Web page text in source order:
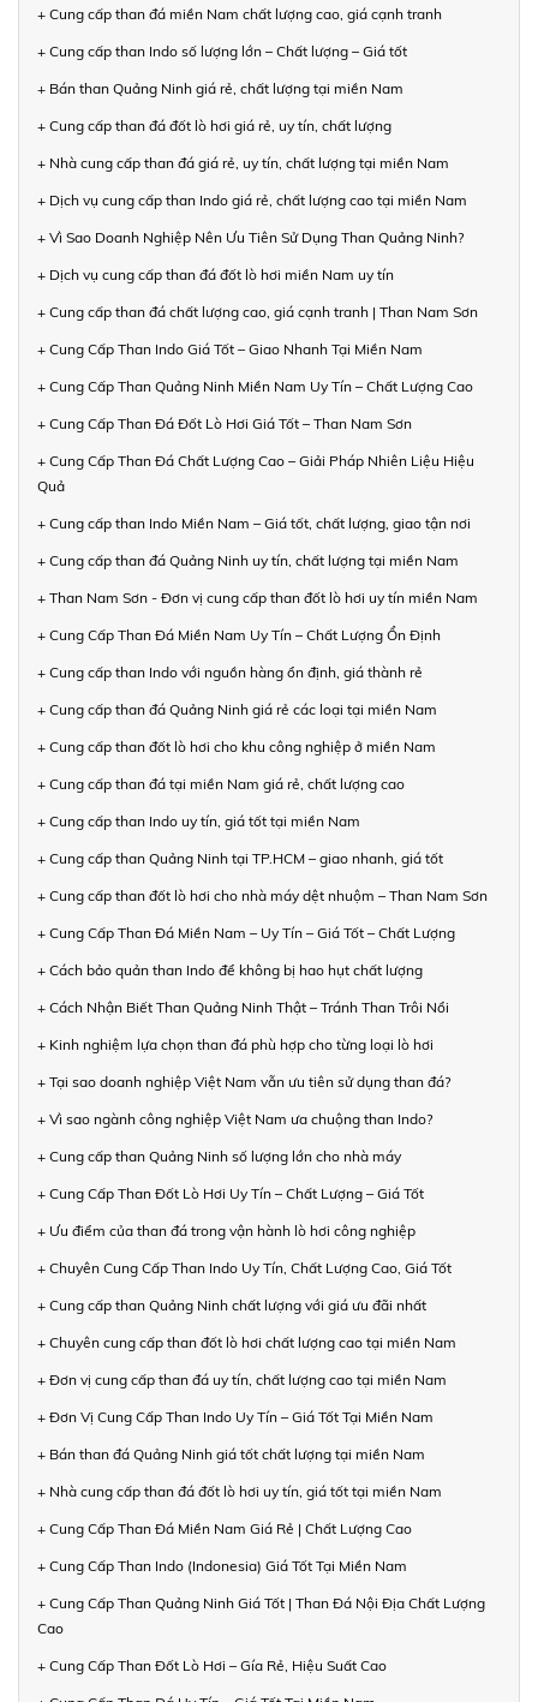
+ Cung cấp than đá miền Nam chất lượng cao, giá cạnh tranh
+ Cung cấp than Indo số lượng lớn – Chất lượng – Giá tốt
+ Bán than Quảng Ninh giá rẻ, chất lượng tại miền Nam
+ Cung cấp than đá đốt lò hơi giá rẻ, uy tín, chất lượng
+ Nhà cung cấp than đá giá rẻ, uy tín, chất lượng tại miền Nam
+ Dịch vụ cung cấp than Indo giá rẻ, chất lượng cao tại miền Nam
+ Vì Sao Doanh Nghiệp Nên Ưu Tiên Sử Dụng Than Quảng Ninh?
+ Dịch vụ cung cấp than đá đốt lò hơi miền Nam uy tín
+ Cung cấp than đá chất lượng cao, giá cạnh tranh | Than Nam Sơn
+ Cung Cấp Than Indo Giá Tốt – Giao Nhanh Tại Miền Nam
+ Cung Cấp Than Quảng Ninh Miền Nam Uy Tín – Chất Lượng Cao
+ Cung Cấp Than Đá Đốt Lò Hơi Giá Tốt – Than Nam Sơn
+ Cung Cấp Than Đá Chất Lượng Cao – Giải Pháp Nhiên Liệu Hiệu
Quả
+ Cung cấp than Indo Miền Nam – Giá tốt, chất lượng, giao tận nơi
+ Cung cấp than đá Quảng Ninh uy tín, chất lượng tại miền Nam
+ Than Nam Sơn - Đơn vị cung cấp than đốt lò hơi uy tín miền Nam
+ Cung Cấp Than Đá Miền Nam Uy Tín – Chất Lượng Ổn Định
+ Cung cấp than Indo với nguồn hàng ổn định, giá thành rẻ
+ Cung cấp than đá Quảng Ninh giá rẻ các loại tại miền Nam
+ Cung cấp than đốt lò hơi cho khu công nghiệp ở miền Nam
+ Cung cấp than đá tại miền Nam giá rẻ, chất lượng cao
+ Cung cấp than Indo uy tín, giá tốt tại miền Nam
+ Cung cấp than Quảng Ninh tại TP.HCM – giao nhanh, giá tốt
+ Cung cấp than đốt lò hơi cho nhà máy dệt nhuộm – Than Nam Sơn
+ Cung Cấp Than Đá Miền Nam – Uy Tín – Giá Tốt – Chất Lượng
+ Cách bảo quản than Indo để không bị hao hụt chất lượng
+ Cách Nhận Biết Than Quảng Ninh Thật – Tránh Than Trôi Nổi
+ Kinh nghiệm lựa chọn than đá phù hợp cho từng loại lò hơi
+ Tại sao doanh nghiệp Việt Nam vẫn ưu tiên sử dụng than đá?
+ Vì sao ngành công nghiệp Việt Nam ưa chuộng than Indo?
+ Cung cấp than Quảng Ninh số lượng lớn cho nhà máy
+ Cung Cấp Than Đốt Lò Hơi Uy Tín – Chất Lượng – Giá Tốt
+ Ưu điểm của than đá trong vận hành lò hơi công nghiệp
+ Chuyên Cung Cấp Than Indo Uy Tín, Chất Lượng Cao, Giá Tốt
+ Cung cấp than Quảng Ninh chất lượng với giá ưu đãi nhất
+ Chuyên cung cấp than đốt lò hơi chất lượng cao tại miền Nam
+ Đơn vị cung cấp than đá uy tín, chất lượng cao tại miền Nam
+ Đơn Vị Cung Cấp Than Indo Uy Tín – Giá Tốt Tại Miền Nam
+ Bán than đá Quảng Ninh giá tốt chất lượng tại miền Nam
+ Nhà cung cấp than đá đốt lò hơi uy tín, giá tốt tại miền Nam
+ Cung Cấp Than Đá Miền Nam Giá Rẻ | Chất Lượng Cao
+ Cung Cấp Than Indo (Indonesia) Giá Tốt Tại Miền Nam
+ Cung Cấp Than Quảng Ninh Giá Tốt | Than Đá Nội Địa Chất Lượng
Cao
+ Cung Cấp Than Đốt Lò Hơi – Gía Rẻ, Hiệu Suất Cao